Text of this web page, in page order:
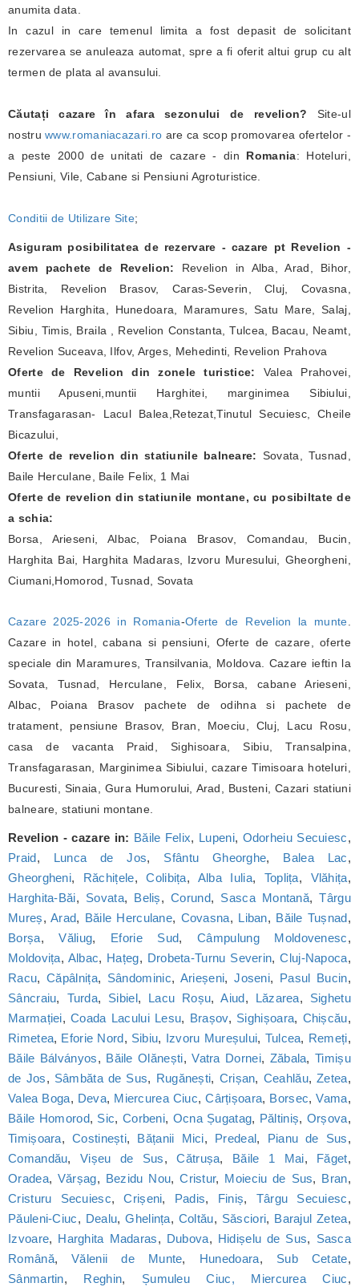
anumita data.
In cazul in care temenul limita a fost depasit de solicitant
rezervarea se anuleaza automat, spre a fi oferit altui grup cu alt
termen de plata al avansului.
Căutați cazare în afara sezonului de revelion? Site-ul
nostruwww.romaniacazari.ro are ca scop promovarea ofertelor -
a peste 2000 de unitati de cazare - din Romania: Hoteluri,
Pensiuni, Vile, Cabane si Pensiuni Agroturistice.
Conditii de Utilizare Site;
Asiguram posibilitatea de rezervare - cazare pt Revelion -
avem pachete de Revelion: Revelion in Alba, Arad, Bihor,
Bistrita, Revelion Brasov, Caras-Severin, Cluj, Covasna,
Revelion Harghita, Hunedoara, Maramures, Satu Mare, Salaj,
Sibiu, Timis, Braila , Revelion Constanta, Tulcea, Bacau, Neamt,
Revelion Suceava, Ilfov, Arges, Mehedinti, Revelion Prahova
Oferte de Revelion din zonele turistice: Valea Prahovei,
muntii Apuseni,muntii Harghitei, marginimea Sibiului,
Transfagarasan- Lacul Balea,Retezat,Tinutul Secuiesc, Cheile
Bicazului,
Oferte de revelion din statiunile balneare: Sovata, Tusnad,
Baile Herculane, Baile Felix, 1 Mai
Oferte de revelion din statiunile montane, cu posibiltate de
a schia:
Borsa, Arieseni, Albac, Poiana Brasov, Comandau, Bucin,
Harghita Bai, Harghita Madaras, Izvoru Muresului, Gheorgheni,
Ciumani,Homorod, Tusnad, Sovata
Cazare 2025-2026 in Romania-Oferte de Revelion la munte
Cazare in hotel, cabana si pensiuni, Oferte de cazare, oferte
speciale din Maramures, Transilvania, Moldova. Cazare ieftin la
Sovata, Tusnad, Herculane, Felix, Borsa, cabane Arieseni,
Albac, Poiana Brasov pachete de odihna si pachete de
tratament, pensiune Brasov, Bran, Moeciu, Cluj, Lacu Rosu,
casa de vacanta Praid, Sighisoara, Sibiu, Transalpina,
Transfagarasan, Marginimea Sibiului, cazare Timisoara hoteluri,
Bucuresti, Sinaia, Gura Humorului, Arad, Busteni, Cazari statiuni
balneare, statiuni montane.
Revelion - cazare in: Băile Felix, Lupeni, Odorheiu Secuiesc,
Praid, Lunca de Jos, Sfântu Gheorghe, Balea Lac,
Gheorgheni, Răchițele,Colibița, Alba Iulia, Toplița, Vlăhița,
Harghita-Băi, Sovata, Beliș,Corund, Sasca Montană,Târgu
Mureș, Arad, Băile Herculane, Covasna, Liban, Băile Tușnad,
Borșa,Văliug, Eforie Sud,Câmpulung Moldovenesc,
Moldovița, Albac, Hațeg, Drobeta-Turnu Severin,Cluj-Napoca,
Racu,Căpâlnița, Sândominic, Arieșeni,Joseni, Pasul Bucin,
Sâncraiu, Turda, Sibiel, Lacu Roșu,Aiud, Lăzarea, Sighetu
Marmației,Coada Lacului Lesu, Brașov, Sighișoara, Chișcău,
Rimetea, Eforie Nord, Sibiu, Izvoru Mureșului, Tulcea, Remeți,
Băile Bálványos, Băile Olănești,Vatra Dornei, Zăbala,Timișu
de Jos, Sâmbăta de Sus, Rugănești, Crișan, Ceahlău,Zetea,
Valea Boga, Deva, Miercurea Ciuc,Cârțișoara, Borsec,Vama,
Băile Homorod, Sic, Corbeni, Ocna Șugatag, Păltiniș, Orșova,
Timișoara,Costinești, Bățanii Mici, Predeal, Pianu de Sus,
Comandău,Vișeu de Sus,Cătrușa, Băile 1 Mai, Făget,
Oradea, Vărșag, Bezidu Nou,Cristur, Moieciu de Sus, Bran,
Cristuru Secuiesc,Crișeni, Padis, Finiș, Târgu Secuiesc,
Păuleni-Ciuc, Dealu,Ghelința, Coltău, Săsciori, Barajul Zetea,
Izvoare, Harghita Madaras, Dubova, Hidișelu de Sus, Sasca
Română,Vălenii de Munte, Hunedoara, Sub Cetate,
Sânmartin, Reghin, Șumuleu Ciuc, Miercurea Ciuc,